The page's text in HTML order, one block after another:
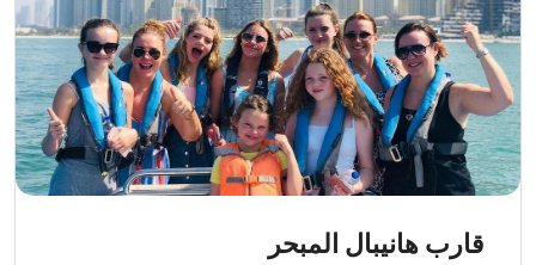
قارب هانيبال المبحر